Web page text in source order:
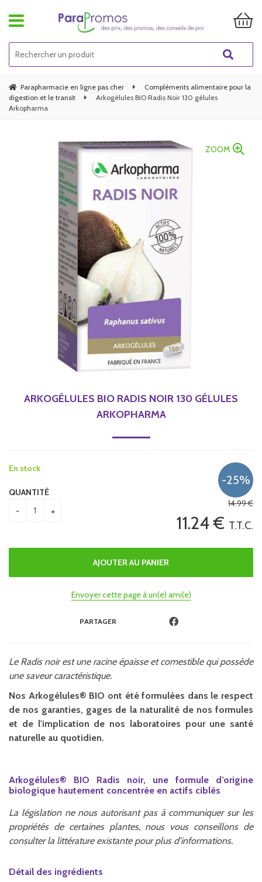
Parapharmacie en ligne pas cher
Compléments alimentaire pour la
digestion et le transit
Arkogélules BIO Radis Noir 130 gélules
Arkopharma
ZOOM
ARKOGÉLULES BIO RADIS NOIR 130 GÉLULES
ARKOPHARMA
14.99€
11.24€ T.T.C.
En stock
QUANTITÉ
Envoyer cette page à un(e) ami(e)
PARTAGER
Le Radis noir est une racine épaisse et comestible qui possède
une saveur caractéristique.
Nos Arkogélules® BIO ont été formulées dans le respect
de nos garanties, gages de la naturalité de nos formules
et de l'implication de nos laboratoires pour une santé
naturelle au quotidien.
Arkogélules® BIO Radis noir, une formule d’origine
biologique hautement concentrée en actifs ciblés
La législation ne nous autorisant pas à communiquer sur les
propriétés de certaines plantes, nous vous conseillons de
consulter la littérature existante pour plus d'informations.
Détail des ingrédients